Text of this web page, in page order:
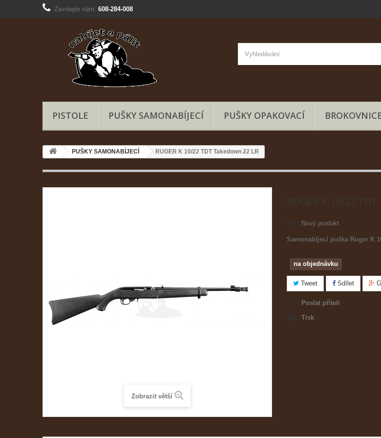
Zavolejte nám: 608-284-008
PISTOLE PUŠKY SAMONABÍJECÍ PUŠKY OPAKOVACÍ
PUŠKY SAMONABÍJECÍ RUGER K 10/22 TDT Takedown 22 LR
Zobrazit větší
RUGER K 10/22
Nový produkt
Samonabíjecí puška Ruger K
na objednávku
Tweet Sdílet
Poslat příteli
Tisk